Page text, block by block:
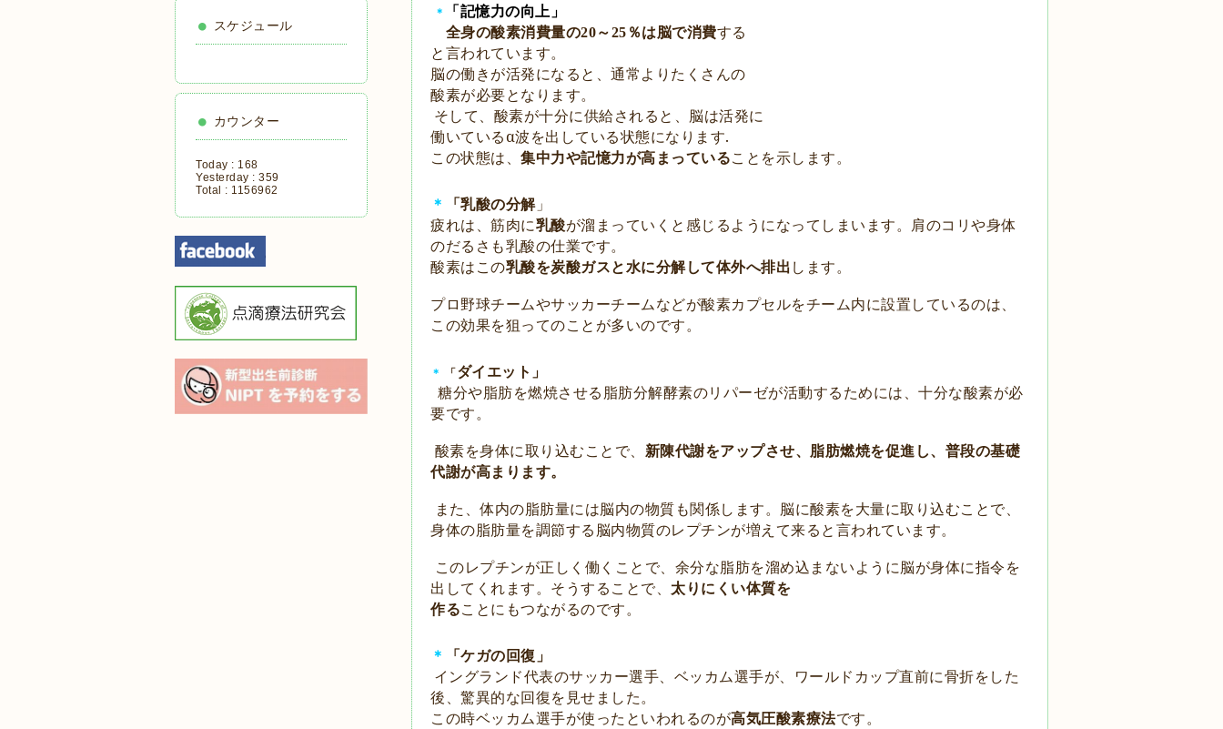
＊
「記憶力の向上」
全身の酸素消費量の20～25 ％は脳で消費する
と言われています。
脳の働きが活発になると、通常よりたくさんの
酸素が必要となります。
そして、酸素が十分に供給されると、脳は活発に
働いているα波を出している状態になります.
この状態は、 集中力や記憶力が高まっていることを示します。
＊ 「乳酸の分解」
疲れは、筋肉に乳酸が溜まっていくと感じるようになって しまいます。 肩のコリや身体
のだるさも乳酸の仕業です。
酸素はこの乳酸を炭酸ガスと水に分解して体外へ排出します。
プロ野球チームやサッカーチームなどが酸素カプセルをチーム内に設置しているのは、
この効果を狙ってのことが多いのです。
＊ 「ダイエット」
糖分や脂肪を燃焼させる脂肪分解酵素のリパーゼが活動するためには、 十分な酸素が必
要です。
酸素を身体に取り込むことで、 新陳代謝をアップさせ、 脂肪燃焼を促進し、 普段の基礎
代謝が高まります。
また、体内の脂肪量には脳内の物質も関係します。 脳に酸素を大量に取り込むことで、
身体の脂肪量を調節する脳内物質のレプチンが増えて来ると言われています。
このレプチンが正しく働くことで、余分な脂肪を溜め込まないように脳が身体に指令を
出してくれます。 そうすることで、 太りにくい体質を
作ることにもつながるのです。
＊
「ケガの回復」
イングランド代表のサッカー選手、ベッカム選手が、
ワールドカップ直前に骨折をした
後、 驚異的な回復を見せました。
この時ベッカム選手が使ったといわれるのが高気圧酸素療法です。
スケジュール
カウンター
Today : 168
Yesterday : 359
Total : 1156962